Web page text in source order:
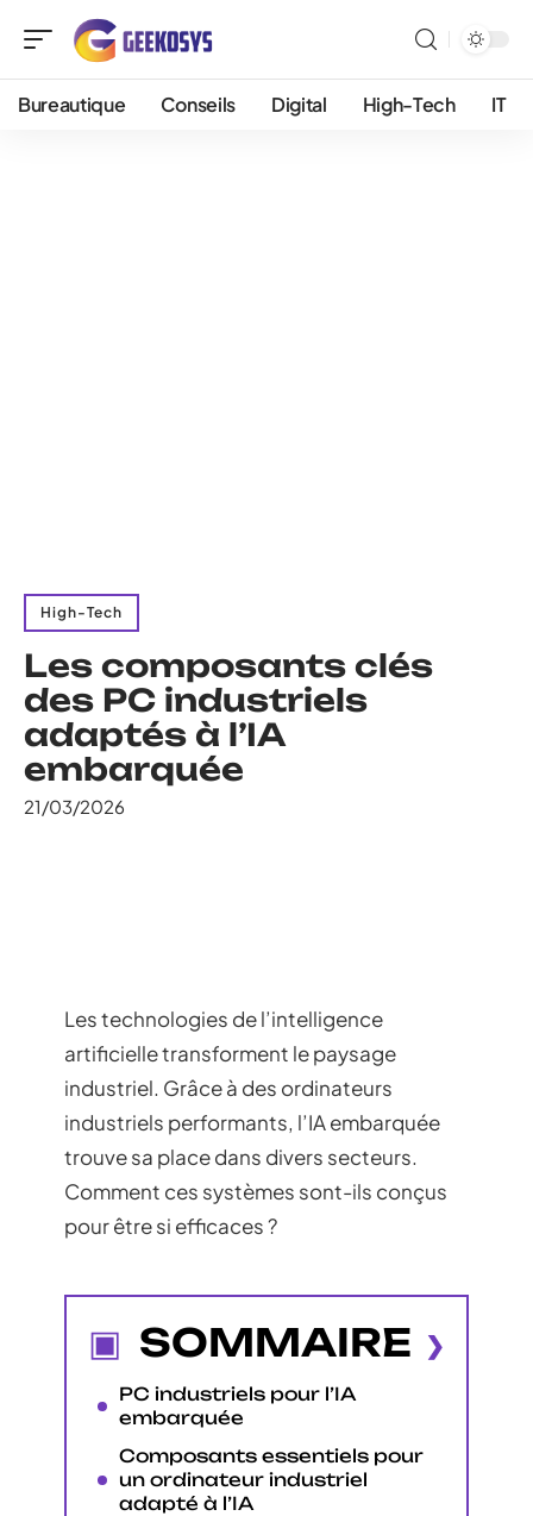
Bureautique Conseils Digital High-Tech IT
High-Tech
Les composants clés
des PC industriels
adaptés à l’IA
embarquée
21/03/2026
Les technologies de l’intelligence
artificielle transforment le paysage
industriel. Grâce à des ordinateurs
industriels performants, l’IA embarquée
trouve sa place dans divers secteurs.
Comment ces systèmes sont-ils conçus
pour être si efficaces ?
SOMMAIRE
PC industriels pour l’IA
embarquée
Composants essentiels pour
un ordinateur industriel
adapté à l’IA